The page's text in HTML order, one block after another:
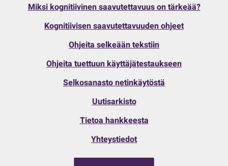
Miksi kognitiivinen saavutettavuus on tärkeää?
Kognitiivisen saavutettavuuden ohjeet
Ohjeita selkeään tekstiin
Ohjeita tuettuun käyttäjätestaukseen
Selkosanasto netinkäytöstä
Uutisarkisto
Tietoa hankkeesta
Yhteystiedot